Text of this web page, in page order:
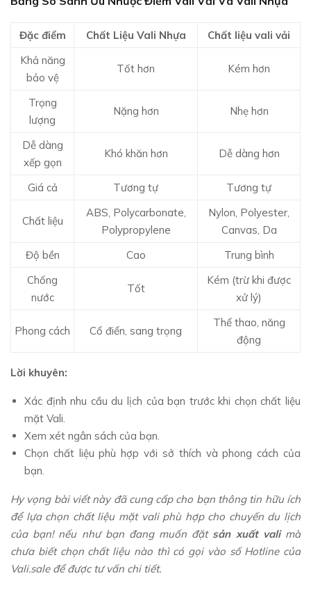
Đặc điểm Chất Liệu Vali Nhựa
Chất liệu vali vải
Khả năng
bảo vệ
Tốt hơn Kém hơn
Trọng
lượng
Nặng hơn Nhẹ hơn
Dễ dàng
xếp gọn
Khó khăn hơn Dễ dàng hơn
Giá cả Tương tự Tương tự
Chất liệu
ABS, Polycarbonate,
Polypropylene
Nylon, Polyester,
Canvas, Da
Độ bền
Cao
Trung bình
Chống
nước
Tốt
Kém (trừ khi được
xử lý)
Phong cách Cổ điển, sang trọng
Thể thao, năng
động
Lời khuyên:
Xác định nhu cầu du lịch của bạn trước khi chọn chất liệu
mặt Vali.
Xem xét ngân sách của bạn.
Chọn chất liệu phù hợp với sở thích và phong cách của
bạn.
Hy vọng bài viết này đã cung cấp cho bạn thông tin hữu ích
để lựa chọn chất liệu mặt vali phù hợp cho chuyến du lịch
của bạn! nếu như bạn đang muốn đặt sản xuất valimà
chưa biết chọn chất liệu nào thì có gọi vào số Hotline của
Vali.sale để được tư vấn chi tiết.